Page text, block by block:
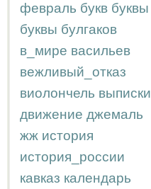
февраль букв буквы
буквы булгаков
в_мире васильев
вежливый_отказ
виолончель выписки
движение джемаль
жж история
история_россии
кавказ календарь